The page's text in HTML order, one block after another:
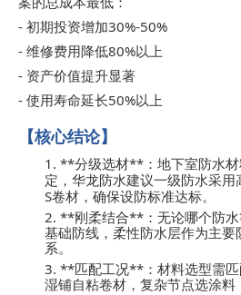
案的总成本最低：
- 初期投资增加30%-50%
- 维修费用降低80%以上
- 资产价值提升显著
- 使用寿命延长50%以上
【核心结论】
1. **分级选材** ：地下室防水
定，华龙防水建议一级防水采
S卷材，确保设防标准达标。
2. **刚柔结合** ：无论哪个防
基础防线，柔性防水层作为主
系。
3. **匹配工况** ：材料选型需
湿铺自粘卷材，复杂节点选涂料